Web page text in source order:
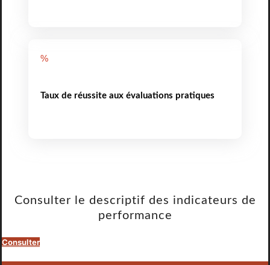
%
Taux de réussite aux évaluations pratiques
Consulter le descriptif des indicateurs de
performance
Consulter